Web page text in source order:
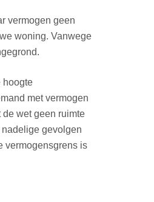
vermogen geen
woning. Vanwege
hoogte
met vermogen
wet geen ruimte
gevolgen
vermogensgrens is